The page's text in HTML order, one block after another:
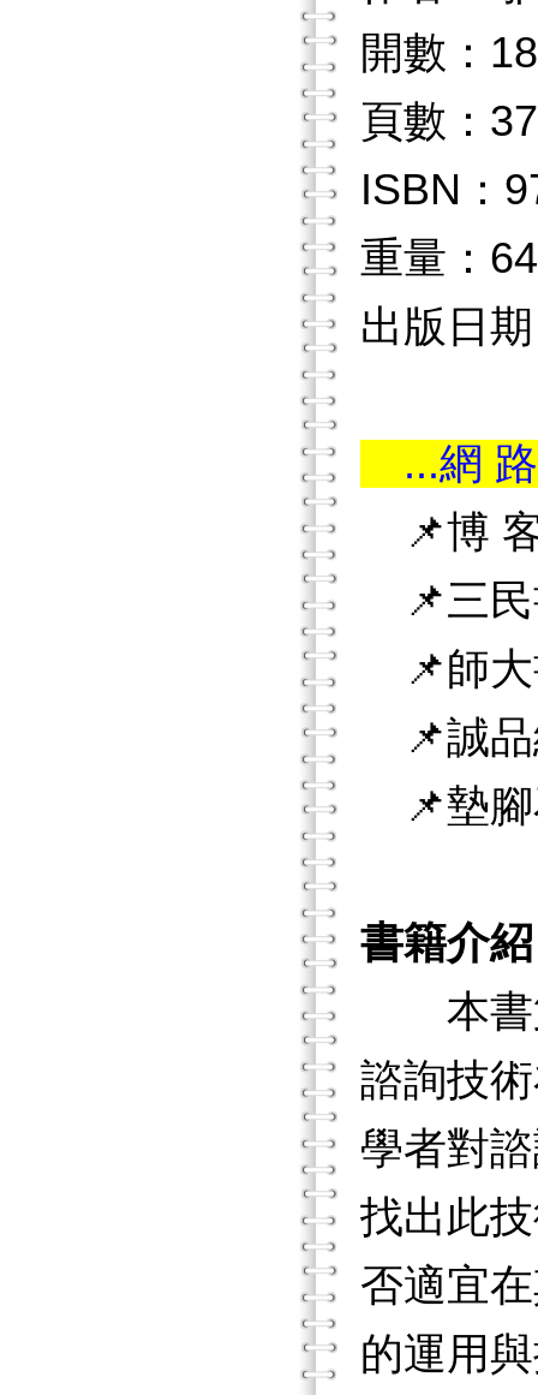
開數：18
頁數：
ISBN：
重量：
出版日
...網
📌博
📌三民
📌師大
📌誠品
📌墊腳
書籍介紹
本書第
諮詢技
學者對
找出此
否適宜
的運用